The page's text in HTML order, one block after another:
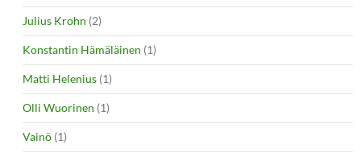
Julius Krohn (2)
Konstantin Hämäläinen (1)
Matti Helenius (1)
Olli Wuorinen (1)
Vainö (1)